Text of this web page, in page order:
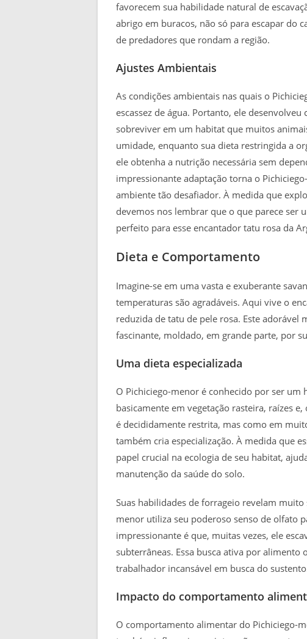
favorecem sua habilidade natural de
abrigo em buracos, não só para escapar do
de predadores que rondam a região.
Ajustes Ambientais
As condições ambientais nas quais o
escassez de água. Portanto, ele
sobreviver em um habitat que muitos
umidade, enquanto sua dieta restringida a
ele obtenha a nutrição necessária sem
impressionante adaptação torna o
ambiente tão desafiador. À medida que
devemos nos lembrar que o que parece ser
perfeito para esse encantador tatu rosa da
Dieta e Comportamento
Imagine-se em uma vasta e exuberante
temperaturas são agradáveis. Aqui vive o
reduzida de tatu de pele rosa. Este
fascinante, moldado, em grande parte, por
Uma dieta especializada
O Pichiciego-menor é conhecido por ser
basicamente em vegetação rasteira, raízes
é decididamente restrita, mas como em
também cria especialização. À medida que
papel crucial na ecologia de seu habitat,
manutenção da saúde do solo.
Suas habilidades de forrageio revelam
menor utiliza seu poderoso senso de olfato
impressionante é que, muitas vezes, ele
subterrâneas. Essa busca ativa por
trabalhador incansável em busca do
Impacto do comportamento
O comportamento alimentar do Pichiciego-